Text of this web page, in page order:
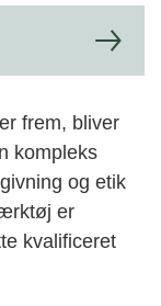
frem, bliver
kompleks
og etik
er
kvalificeret